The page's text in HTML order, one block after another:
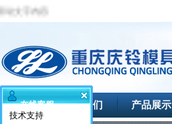
首页 关于我们 产品展示
在线客服
技术支持